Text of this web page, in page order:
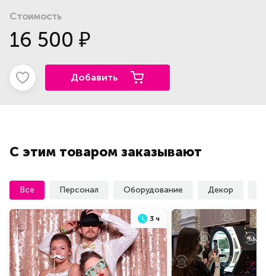
Стоимость
16 500 ₽
Добавить
С этим товаром заказывают
Все Персонал Оборудование Декор
3 ч